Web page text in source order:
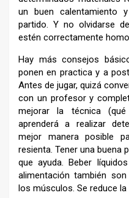
un buen calentamiento
partido. Y no olvidarse
estén correctamente
Hay más consejos
ponen en practica y a
Antes de jugar, quizá
con un profesor y
mejorar la técnica
aprenderá a realizar
mejor manera posible
resienta. Tener una
que ayuda. Beber
alimentación también
los músculos. Se reduce